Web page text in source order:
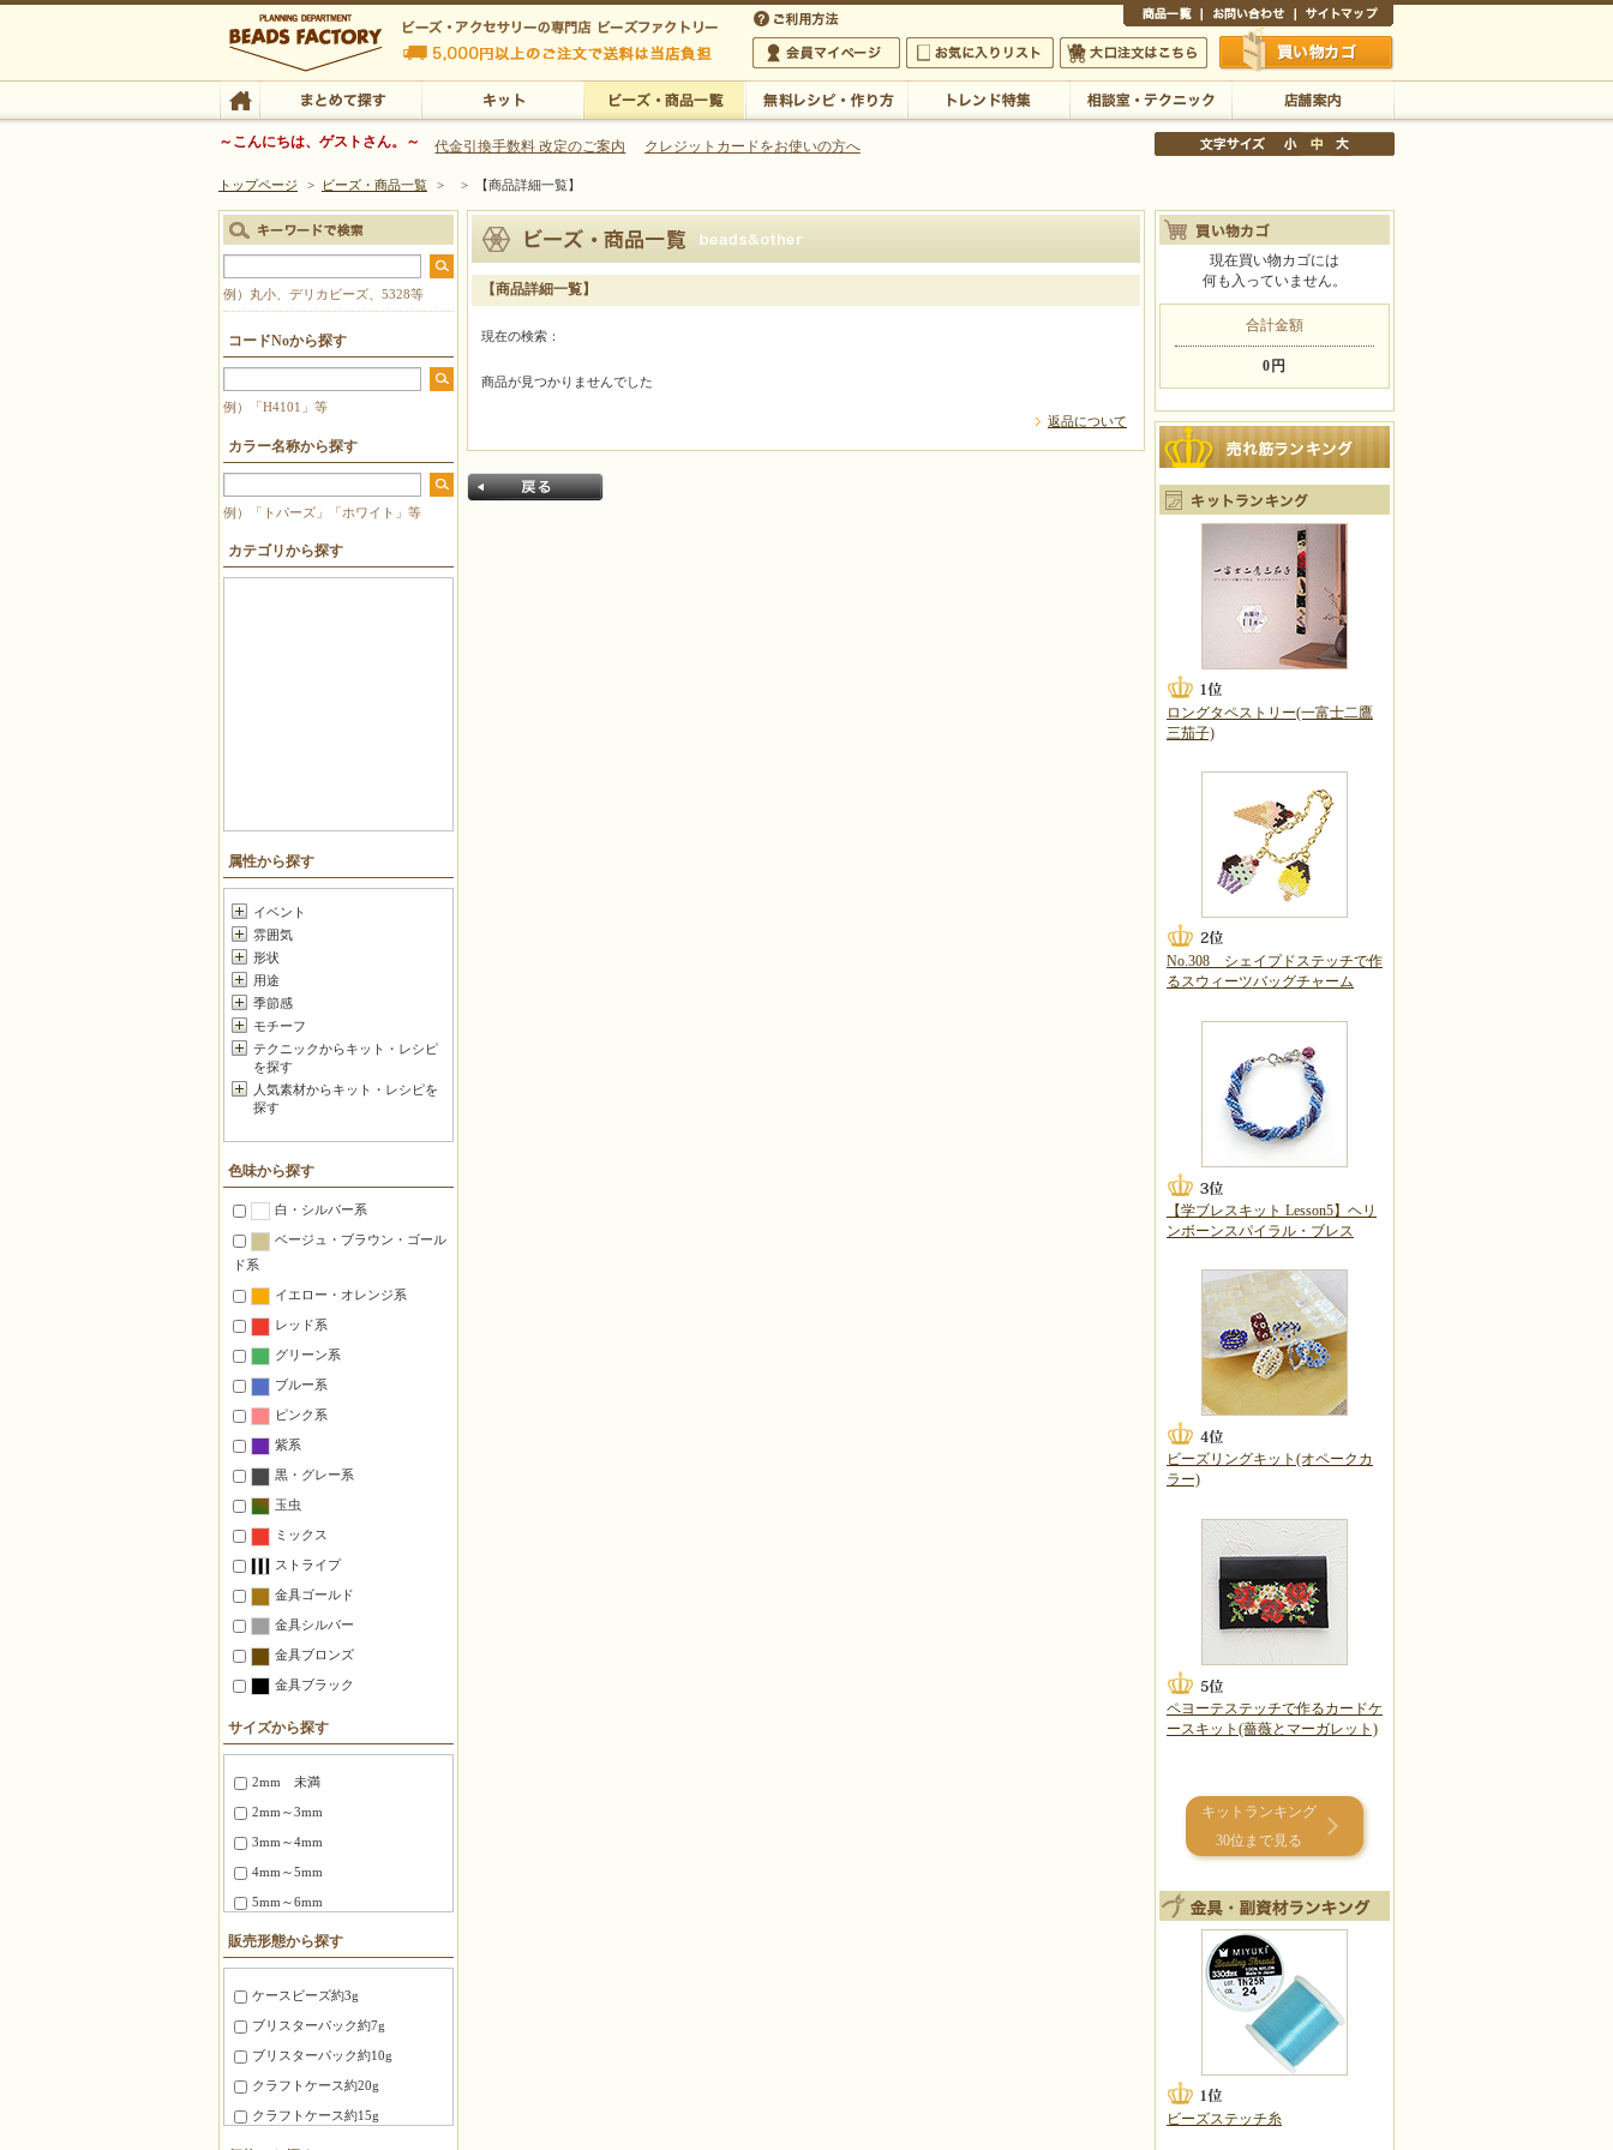
ビーズファクトリー ビーズ・パーツ・金具など・アクセサリーの専門店
ビーズ・アクセサリーの専門店 ビーズファクトリー 5,000円以上のご注文で送料は当店が負担いたします
ビーズ・アクセサリーの専門店 ビーズファクトリー 5,000円以上のご注文で送料は当店が負担いたします
会員マイページ
お気に入りリスト 大口注文はこちら 買い物かご
TOP まとめて探す キット 店舗案内
～こんにちは、ゲストさん。～ 代金引換手数料 改定のご案内 クレジットカードをお使いの方へ
トップページ > ビーズ・商品一覧 > > 【商品詳細一覧】
【商品詳細一覧】
現在の検索：
商品が見つかりませんでした
返品について
例）丸小、デリカビーズ、5328等
コードNoから探す
例）「H4101」等
カラー名称から探す
例）「トパーズ」「ホワイト」等
カテゴリから探す
属性から探す
イベント
雰囲気
形状
用途
季節感
モチーフ
テクニックからキット・レシピ
を探す
人気素材からキット・レシピを
探す
色味から探す
白・シルバー系
ベージュ・ブラウン・ゴール
ド系
イエロー・オレンジ系
レッド系
グリーン系
ブルー系
ピンク系
紫系
黒・グレー系
玉虫
ミックス
ストライプ
金具ゴールド
金具シルバー
金具ブロンズ
金具ブラック
サイズから探す
2mm 未満
2mm～3mm
3mm～4mm
4mm～5mm
5mm～6mm
6～8mm
1.5X3mm ～ 1.8X6mm
2.0X6 mm ～ 2.5X12mm
2.7X12mm ～ 3.4X20mm
3X3X3mm
4X4X4mm
3.0X20mm ～ 4.0X10mm
販売形態から探す
ケースビーズ約3g
ブリスターパック約7g
ブリスターパック約10g
クラフトケース約20g
クラフトケース約15g
徳用パック約100g
現在買い物カゴには
何も入っていません。
合計金額
0円
ロングタペストリー(一富士二鷹
三茄子)
No.308 シェイプドステッチで作
るスウィーツバッグチャーム
【学ブレスキット Lesson5】ヘリ
ンボーンスパイラル・ブレス
ビーズリングキット(オペークカ
ラー)
ペヨーテステッチで作るカードケ
ースキット(薔薇とマーガレット)
キットランキング
30位まで見る
ビーズステッチ糸